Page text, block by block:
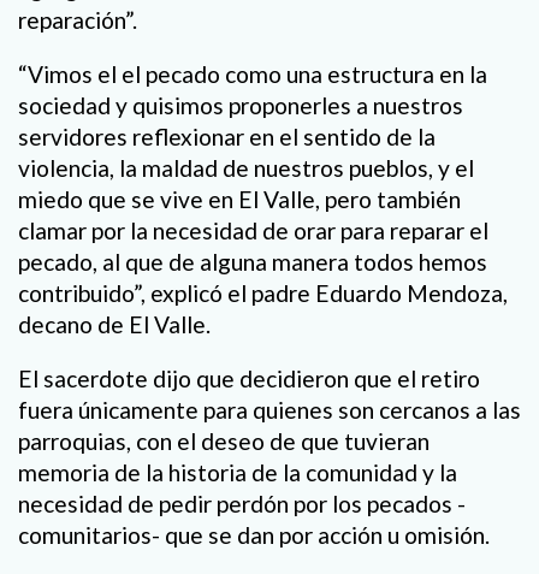
reparación”.
“Vimos el el pecado como una estructura en la
sociedad y quisimos proponerles a nuestros
servidores reflexionar en el sentido de la
violencia, la maldad de nuestros pueblos, y el
miedo que se vive en El Valle, pero también
clamar por la necesidad de orar para reparar el
pecado, al que de alguna manera todos hemos
contribuido”, explicó el padre Eduardo Mendoza,
decano de El Valle.
El sacerdote dijo que decidieron que el retiro
fuera únicamente para quienes son cercanos a las
parroquias, con el deseo de que tuvieran
memoria de la historia de la comunidad y la
necesidad de pedir perdón por los pecados -
comunitarios- que se dan por acción u omisión.